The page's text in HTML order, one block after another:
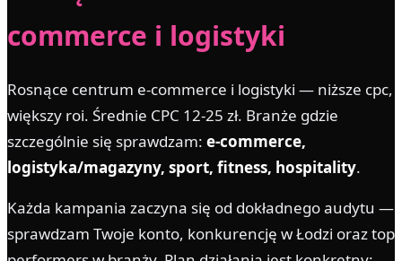
commerce i logistyki
Rosnące centrum e-commerce i logistyki — niższe cpc,
większy roi. Średnie CPC 12-25 zł. Branże gdzie
szczególnie się sprawdzam: e-commerce,
logistyka/magazyny, sport, fitness, hospitality.
Każda kampania zaczyna się od dokładnego audytu —
sprawdzam Twoje konto, konkurencję w Łodzi oraz top